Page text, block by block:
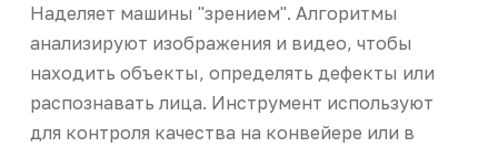
Наделяет машины "зрением". Алгоритмы
анализируют изображения и видео, чтобы
находить объекты, определять дефекты или
распознавать лица. Инструмент используют
для контроля качества на конвейере или в